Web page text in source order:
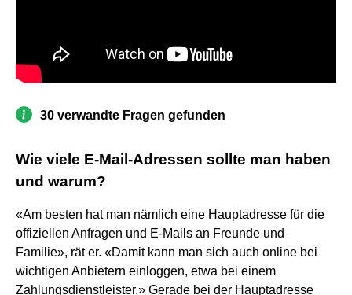
30 verwandte Fragen gefunden
Wie viele E-Mail-Adressen sollte man haben
und warum?
«Am besten hat man nämlich eine Hauptadresse für die
offiziellen Anfragen und E-Mails an Freunde und
Familie», rät er. «Damit kann man sich auch online bei
wichtigen Anbietern einloggen, etwa bei einem
Zahlungsdienstleister.» Gerade bei der Hauptadresse